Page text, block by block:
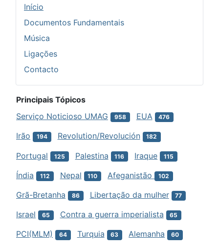
Início
Documentos Fundamentais
Música
Ligações
Contacto
Principais Tópicos
Serviço Noticioso UMAG
958 EUA 476
Irão 194 Revolution/Revolución 182
Portugal 125 Palestina 116 Iraque 115
Índia 112 Nepal 110 Afeganistão 102
Grã-Bretanha 86 Libertação da mulher 77
Israel 65 Contra a guerra imperialista 65
PCI(MLM) 64 Turquia 63 Alemanha 60